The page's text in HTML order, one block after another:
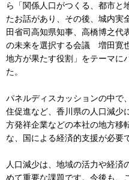
ら「関係人口がつくる、都市と
たお話があり、その後、城内実
田省司高知県知事、高橋博之代
の未来を選択する会議 増田寛
地方が果たす役割」をテーマに
た。
パネルディスカッションの中で
住促進など、香川県の人口減少
方発祥企業などの本社の地方移
な、国による経済的支援が必要
人口減少は、地域の活力や経済
めて重要な課題です。今後も、